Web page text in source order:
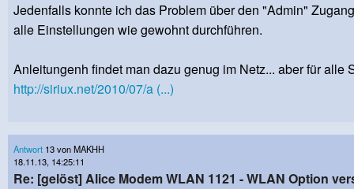
Jedenfalls konnte ich das Problem über den "Admin"
alle Einstellungen wie gewohnt durchführen.
Anleitungenh findet man dazu genug im Netz... aber für alle
http://siriux.net/2010/07/a (...)
Antwort 13 von MAKHH
18.11.13, 14:25:11
Re: [gelöst] Alice Modem WLAN 1121 - WLAN Option